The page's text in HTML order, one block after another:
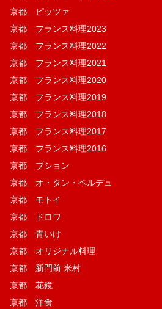
京都 ピッツァ
京都 フランス料理2023
京都 フランス料理2022
京都 フランス料理2021
京都 フランス料理2020
京都 フランス料理2019
京都 フランス料理2018
京都 フランス料理2017
京都 フランス料理2016
京都 ブション
京都 オ・タン・ペルデュ
京都 モトイ
京都 ドロワ
京都 青いけ
京都 オリジナル料理
京都 新門前 米村
京都 花鏡
京都 洋食